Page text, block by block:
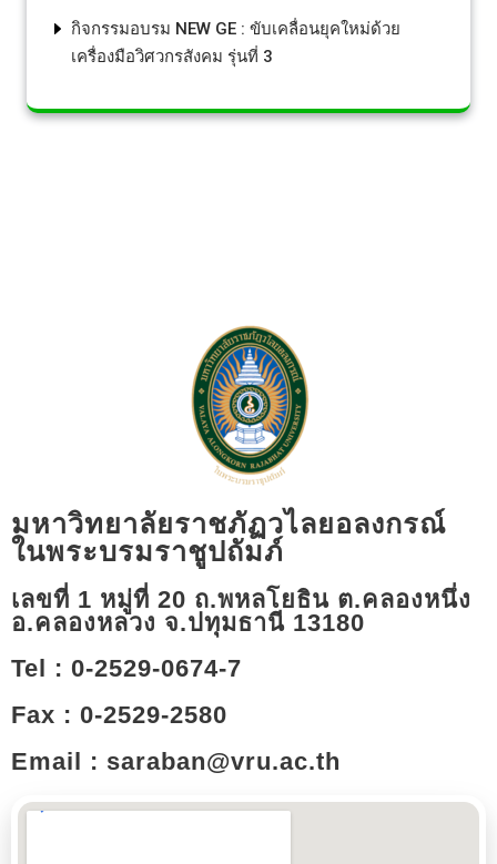
กิจกรรมอบรม NEW GE : ขับเคลื่อนยุคใหม่ด้วย
เครื่องมือวิศวกรสังคม รุ่นที่ 3
มหาวิทยาลัยราชภัฏวไลยอลงกรณ์
ในพระบรมราชูปถัมภ์
เลขที่ 1 หมู่ที่ 20 ถ.พหลโยธิน ต.คลองหนึ่ง
อ.คลองหลวง จ.ปทุมธานี 13180​
Tel : 0-2529-0674-7
Fax : 0-2529-2580
Email : saraban@vru.ac.th​